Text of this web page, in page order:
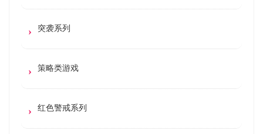
突袭系列
策略类游戏
红色警戒系列